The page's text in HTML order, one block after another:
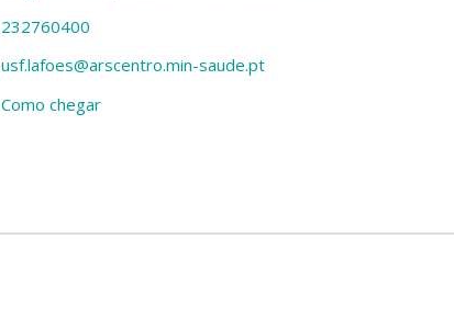
232760400
usf.lafoes@arscentro.min-saude.pt
Como chegar